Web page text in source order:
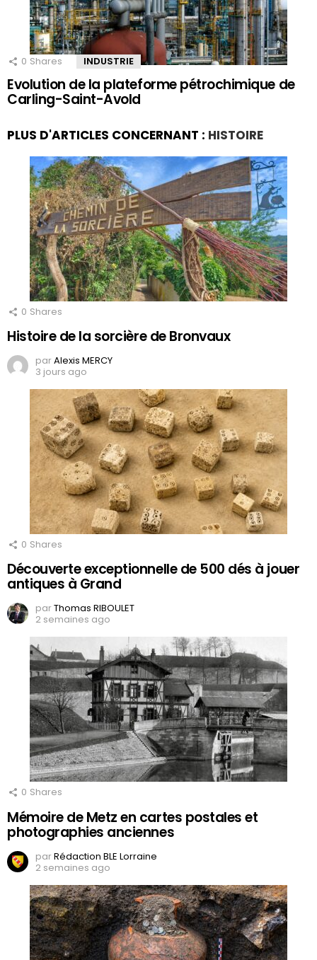
0 Shares INDUSTRIE
Evolution de la plateforme pétrochimique de
Carling-Saint-Avold
PLUS D'ARTICLES CONCERNANT : HISTOIRE
0 Shares
Histoire de la sorcière de Bronvaux
parAlexis MERCY
3 jours ago
0 Shares
Découverte exceptionnelle de 500 dés à jouer
antiques à Grand
parThomas RIBOULET
2 semaines ago
0 Shares
Mémoire de Metz en cartes postales et
photographies anciennes
parRédaction BLE Lorraine
2 semaines ago